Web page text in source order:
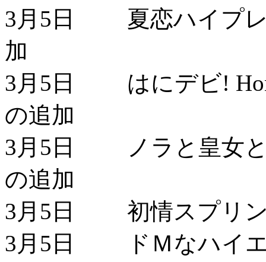
3月5日 夏恋ハイプレ
加
3月5日 はにデビ!
の追加
3月5日 ノラと皇女と
の追加
3月5日 初情スプリン
3月5日 ドＭなハイエ